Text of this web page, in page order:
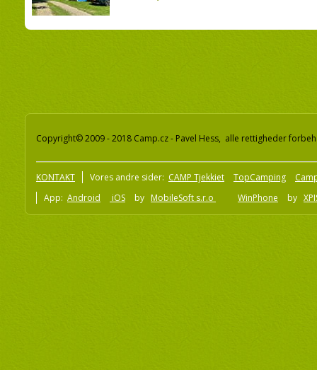
Copyright© 2009 - 2018 Camp.cz - Pavel Hess, alle rettigheder
KONTAKT Vores andre sider: CAMP Tjekkiet TopCamping
App: Android iOS by MobileSoft s.r.o WinPhone by